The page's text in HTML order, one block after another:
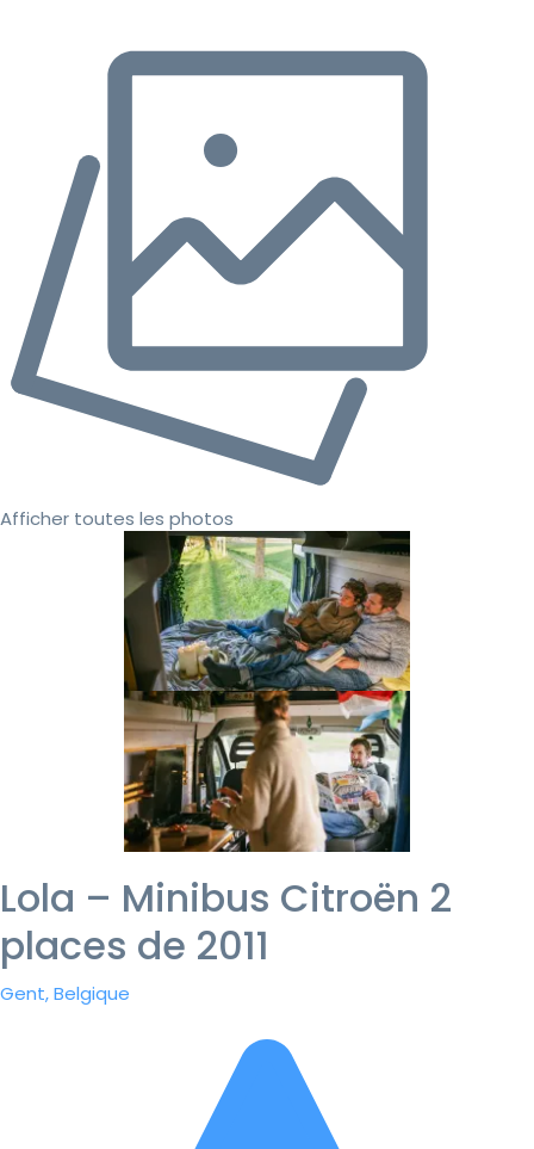
Afficher toutes les photos
Lola – Minibus Citroën 2
places de 2011
Gent, Belgique